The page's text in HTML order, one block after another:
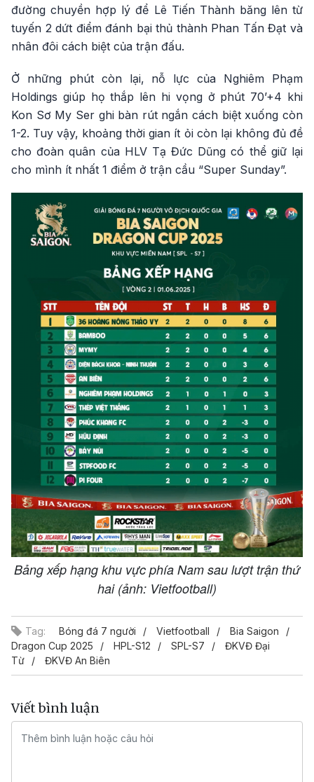
đường chuyền hợp lý để Lê Tiến Thành băng lên từ
tuyến 2 dứt điểm đánh bại thủ thành Phan Tấn Đạt và
nhân đôi cách biệt của trận đấu.
Ở những phút còn lại, nỗ lực của Nghiêm Phạm
Holdings giúp họ thắp lên hi vọng ở phút 70’+4 khi
Kon Sơ My Ser ghi bàn rút ngắn cách biệt xuống còn
1-2. Tuy vậy, khoảng thời gian ít ỏi còn lại không đủ đề
cho đoàn quân của HLV Tạ Đức Dũng có thể giữ lại
cho mình ít nhất 1 điểm ở trận cầu “Super Sunday”.
Bảng xếp hạng khu vực phía Nam sau lượt trận thứ
hai (ảnh: Vietfootball)
Tag: Bóng đá 7 người Vietfootball
Bia Saigon
Dragon Cup 2025
HPL-S12 SPL-S7
ĐKVĐ Đại
Từ
ĐKVĐ An Biên
Viết bình luận